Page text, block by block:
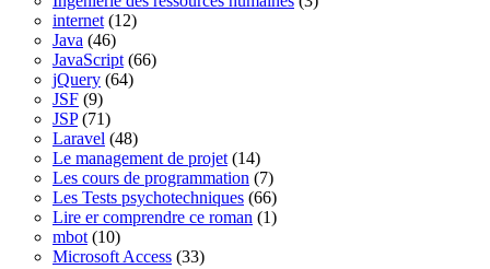
internet (12)
Java (46)
JavaScript (66)
jQuery (64)
JSF (9)
JSP(71)
Laravel (48)
Le management de projet (14)
Les cours de programmation (7)
Les Tests psychotechniques (66)
Lire er comprendre ce roman (1)
mbot (10)
Microsoft Access (33)